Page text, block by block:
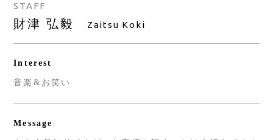
STAFF
財津 弘毅 Zaitsu Koki
Interest
音楽&お笑い
Message